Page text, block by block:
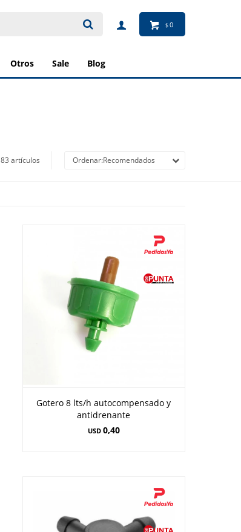
otros sale blog
$0
83 artículos Recomendados
Gotero 8 lts/h autocompensado y
antidrenante
USD 0,40